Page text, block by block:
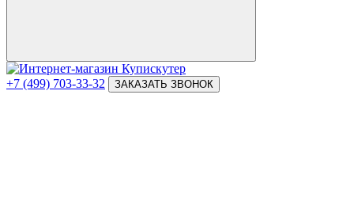
+7 (499) 703-33-32 ЗАКАЗАТЬ ЗВОНОК